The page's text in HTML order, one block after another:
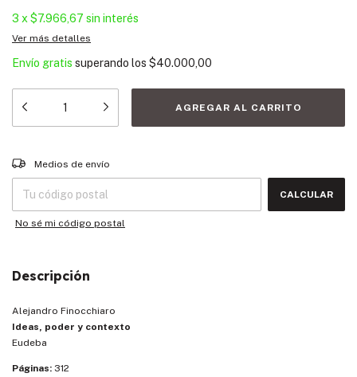
3 x $7.966,67 sin interés
Ver más detalles
Envío gratis superando los $40.000,00
Entregas para el CP:
Medios de envío
CALCULAR
No sé mi código postal
Descripción
Alejandro Finocchiaro
Ideas, poder y contexto
Eudeba
Páginas: 312